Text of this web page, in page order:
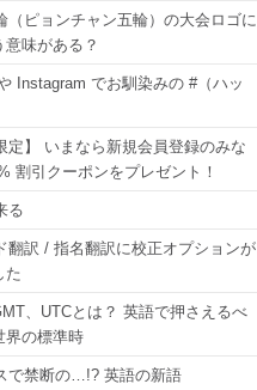
（ピョンチャン五輪）の大会ロゴに
意味がある？
Instagram でお馴染みの #（ハッ
定】 いまなら新規会員登録のみな
割引クーポンをプレゼント！
る
翻訳 / 指名翻訳に校正オプションが
た
、UTCとは？ 英語で押さえるべ
界の標準時
で禁断の…!? 英語の新語